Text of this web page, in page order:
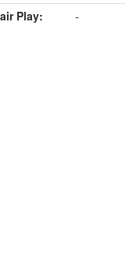
Play: -